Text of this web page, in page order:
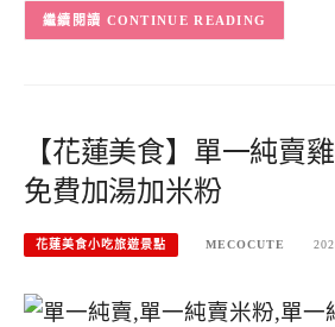
CONTINUE READING
【花蓮美食】單一純賣
免費加湯加米粉
花蓮美食小吃旅遊景點 MECOCUTE